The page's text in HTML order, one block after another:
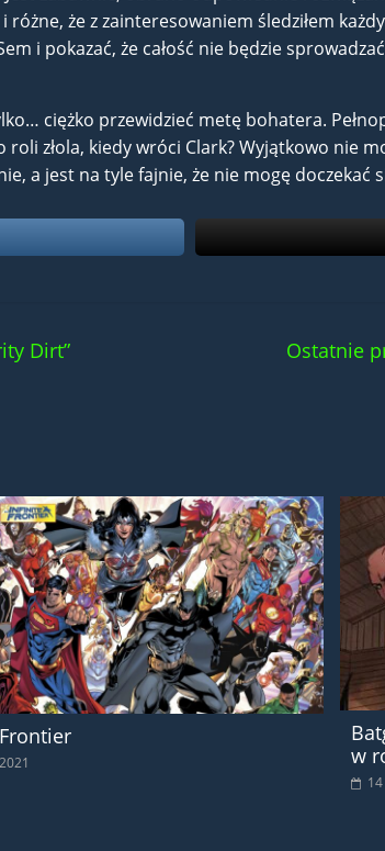
że z zainteresowaniem śledziłem
i pokazać, że całość nie będzie
ciężko przewidzieć metę bohatera.
złola, kiedy wróci Clark? Wyjątkowo nie
a jest na tyle fajnie, że nie mogę doczekać
Dirt” Ostatnie
w